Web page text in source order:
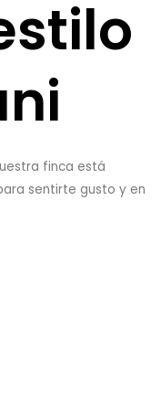
finca está
sentirte gusto y en